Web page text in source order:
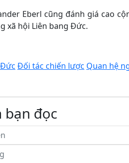
Eberl cũng đánh giá cao
xã hội Liên bang Đức.
Đối tác chiến lược Quan hệ
bạn đọc